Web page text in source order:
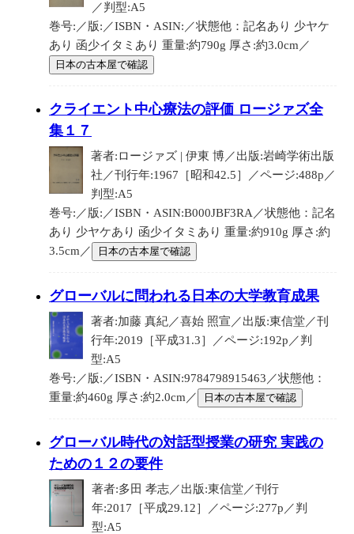
／判型:A5
巻号:／版:／ISBN・ASIN:／状態他：記名あり 少ヤケ
あり 函少イタミあり 重量:約790g 厚さ:約3.0cm／
日本の古本屋で確認
クライエント中心療法の評価 ロージァズ全
集１７
著者:ロージァズ | 伊東 博／出版:岩崎学術出版
社／刊行年:1967［昭和42.5］／ページ:488p／
判型:A5
巻号:／版:／ISBN・ASIN:B000JBF3RA／状態他：記名
あり 少ヤケあり 函少イタミあり 重量:約910g 厚さ:約
3.5cm／
日本の古本屋で確認
グローバルに問われる日本の大学教育成果
著者:加藤 真紀／喜始 照宣／出版:東信堂／刊
行年:2019［平成31.3］／ページ:192p／判
型:A5
巻号:／版:／ISBN・ASIN:9784798915463／状態他：
重量:約460g 厚さ:約2.0cm／
日本の古本屋で確認
グローバル時代の対話型授業の研究 実践の
ための１２の要件
著者:多田 孝志／出版:東信堂／刊行
年:2017［平成29.12］／ページ:277p／判
型:A5